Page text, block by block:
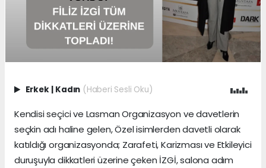
Erkek | Kadın (Haberi Sesli Oku)
Kendisi seçici ve Lasman Organizasyon ve davetlerin
seçkin adı haline gelen, Özel isimlerden davetli olarak
katıldığı organizasyonda; Zarafeti, Karizması ve Etkileyici
duruşuyla dikkatleri üzerine çeken İZGİ, salona adım